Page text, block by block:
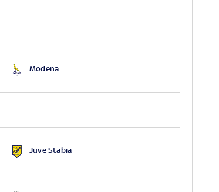
Modena
Juve Stabia